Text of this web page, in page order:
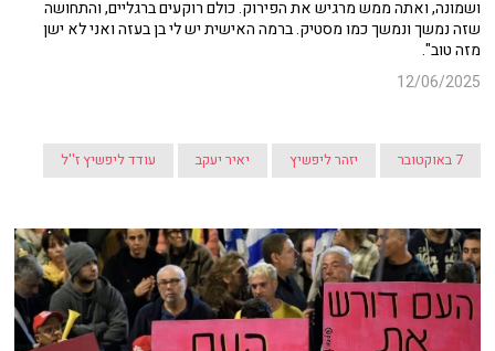
ושמונה, ואתה ממש מרגיש את הפירוק. כולם רוקעים ברגליים, והתחושה
שזה נמשך ונמשך כמו מסטיק. ברמה האישית יש לי בן בעזה ואני לא ישן
מזה טוב".
12/06/2025
7 באוקטובר יזהר ליפשיץ יאיר יעקב עודד ליפשיץ ז''ל